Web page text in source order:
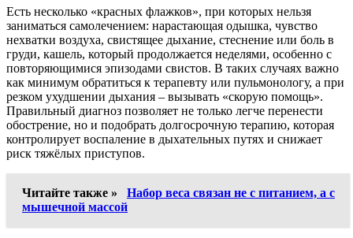
Есть несколько «красных флажков», при которых нельзя
заниматься самолечением: нарастающая одышка, чувство
нехватки воздуха, свистящее дыхание, стеснение или боль в
груди, кашель, который продолжается неделями, особенно с
повторяющимися эпизодами свистов. В таких случаях важно
как минимум обратиться к терапевту или пульмонологу, а при
резком ухудшении дыхания – вызывать «скорую помощь».
Правильный диагноз позволяет не только легче перенести
обострение, но и подобрать долгосрочную терапию, которая
контролирует воспаление в дыхательных путях и снижает
риск тяжёлых приступов.
Читайте также »
Набор веса связан не с питанием, а с
мышечной массой